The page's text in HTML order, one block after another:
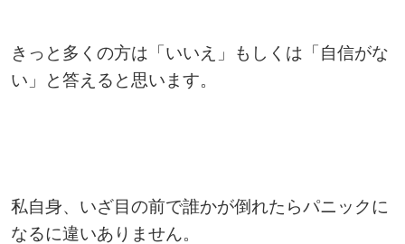
きっと多くの方は「いいえ」もしくは「自信がな
い」と答えると思います。
私自身、いざ目の前で誰かが倒れたらパニックに
なるに違いありません。